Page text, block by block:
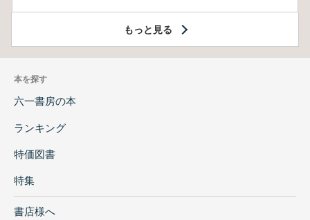
もっと見る
本を探す
六一書房の本
ランキング
特価図書
特集
書店様へ